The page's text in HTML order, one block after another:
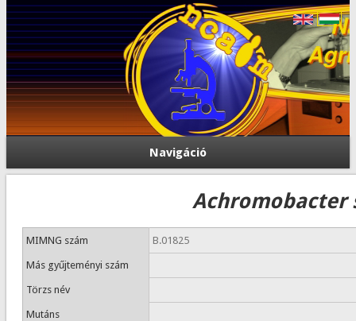
Navigáció
Achromobacter
MIMNG szám B.01825
Más gyűjteményi szám
Törzs név
Mutáns